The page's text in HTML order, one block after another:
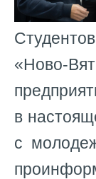
«Ново-
в
с